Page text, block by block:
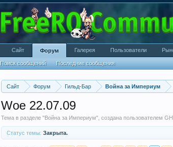
Сайт Форум Гильд-Бар Война за Империум
Woe 22.07.09
Тема в разделе "Война за Империум", создана пользователем
Статус темы: Закрыта.
Сайт Форум
Поиск сообщений Последние сообщения
Галерея Пользователи